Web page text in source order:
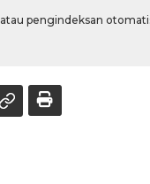
pengindeksan